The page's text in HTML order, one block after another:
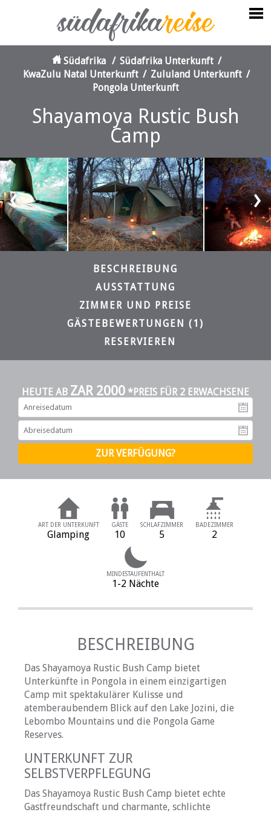
Südafrika / Südafrika Unterkunft /
KwaZulu Natal Unterkunft / Zululand Unterkunft /
Pongola Unterkunft
Shayamoya Rustic Bush
Camp
‹ ›
BESCHREIBUNG
AUSSTATTUNG
ZIMMER UND PREISE
GÄSTEBEWERTUNGEN (1)
RESERVIEREN
HEUTE AB ZAR 2000 *PREIS FÜR 2 ERWACHSENE
ART DER UNTERKUNFT
Glamping
GÄSTE
10
SCHLAFZIMMER
5
BADEZIMMER
2
MINDESTAUFENTHALT
1-2 Nächte
BESCHREIBUNG
Das Shayamoya Rustic Bush Camp bietet
Unterkünfte in Pongola in einem einzigartigen
Camp mit spektakulärer Kulisse und
atemberaubendem Blick auf den Lake Jozini, die
Lebombo Mountains und die Pongola Game
Reserves.
UNTERKUNFT ZUR
SELBSTVERPFLEGUNG
Das Shayamoya Rustic Bush Camp bietet echte
Gastfreundschaft und charmante, schlichte